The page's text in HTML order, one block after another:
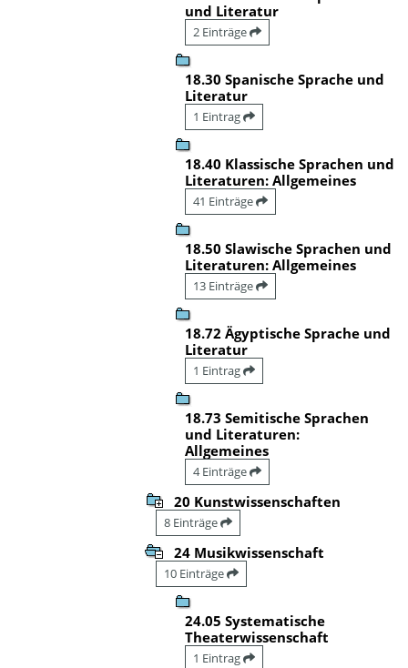
und Literatur
2 Einträge
18.30 Spanische Sprache und
Literatur
1 Eintrag
18.40 Klassische Sprachen und
Literaturen: Allgemeines
41 Einträge
18.50 Slawische Sprachen und
Literaturen: Allgemeines
13 Einträge
18.72 Ägyptische Sprache und
Literatur
1 Eintrag
18.73 Semitische Sprachen
und Literaturen:
Allgemeines
4 Einträge
20 Kunstwissenschaften
8 Einträge
24 Musikwissenschaft
10 Einträge
24.05 Systematische
Theaterwissenschaft
1 Eintrag